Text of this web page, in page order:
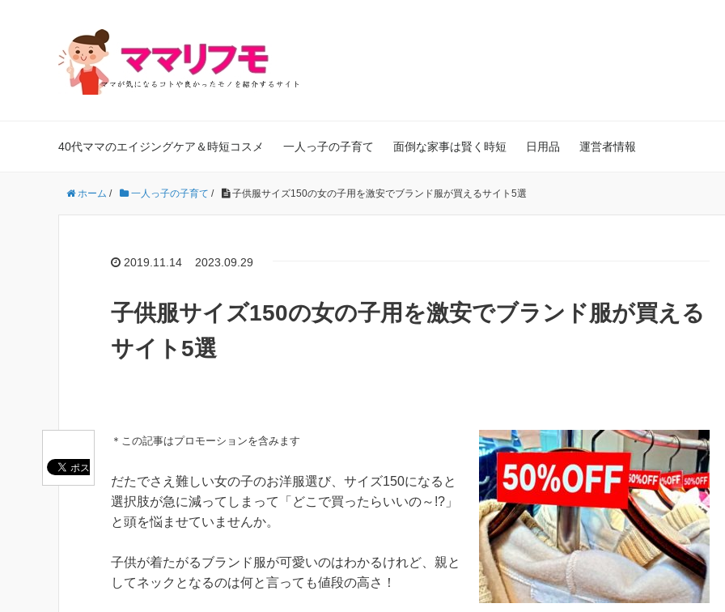
40代ママのエイジングケア＆時短コスメ 一人っ子の子育て 面倒な家事は賢く時短 日用品 運営者情報
ホーム / 一人っ子の子育て / 子供服サイズ150の女の子用を激安でブランド服が買えるサイト5選
2019.11.14 2023.09.29
子供服サイズ150の女の子用を激安でブランド服が買える
サイト5選
＊この記事はプロモーションを含みます
だたでさえ難しい女の子のお洋服選び、サイズ150になると
選択肢が急に減ってしまって「どこで買ったらいいの～!?」
と頭を悩ませていませんか。
子供が着たがるブランド服が可愛いのはわかるけれど、親と
してネックとなるのは何と言っても値段の高さ！